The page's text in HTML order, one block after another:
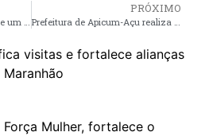
PRÓXIMO
visitas e fortalece alianças
Mulher, fortalece o